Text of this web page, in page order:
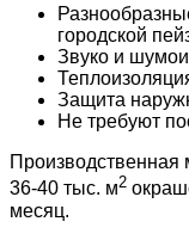
городской
Звуко и
Защита
Не требуют
Производственная
36-40 тыс. м2
месяц.